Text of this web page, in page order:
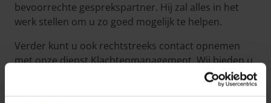
bevoorrechte gesprekspartner. Hij zal alles in het
werk stellen om u zo goed mogelijk te helpen.
Verder kunt u ook rechtstreeks contact opnemen
met onze dienst Klachtenmanagement. Wij bieden u
een luisterend oor en zullen uw klacht of opmerking
alle aandacht geven, bemiddelen in een geschil en,